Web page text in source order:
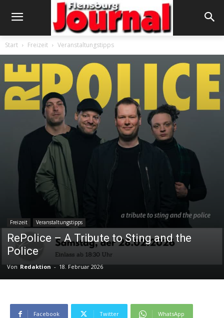
Start Freizeit Veranstaltungstipps
Freizeit Veranstaltungstipps
RePolice – A Tribute to Sting and the
Police
Von Redaktion - 18. Februar 2026
Facebook Twitter WhatsApp